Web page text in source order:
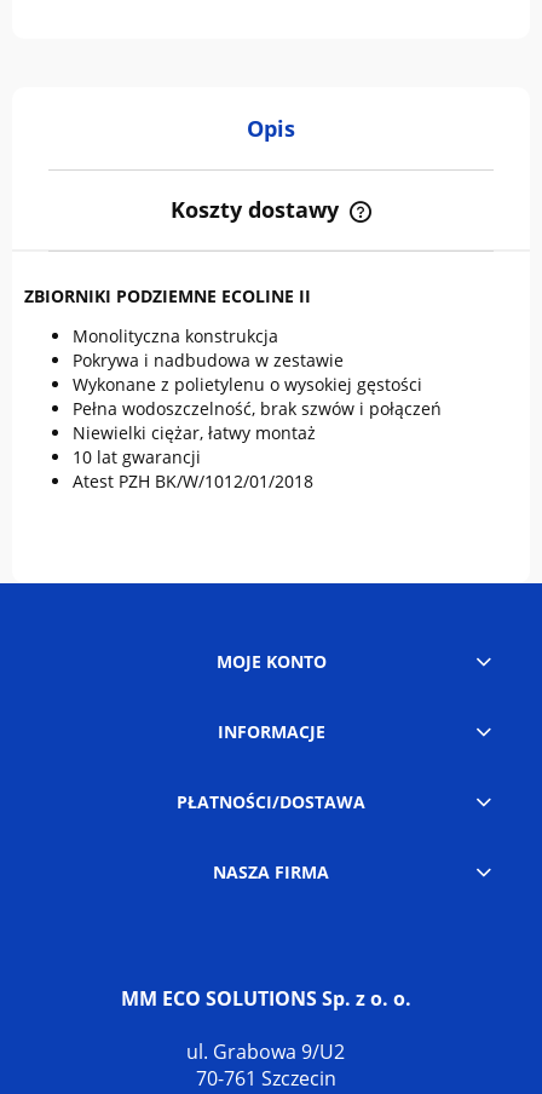
Opis
Koszty dostawy
Cena nie zawiera ewentualnych kosztów płatności
ZBIORNIKI PODZIEMNE ECOLINE II
Monolityczna konstrukcja
Pokrywa i nadbudowa w zestawie
Wykonane z polietylenu o wysokiej gęstości
Pełna wodoszczelność, brak szwów i połączeń
Niewielki ciężar, łatwy montaż
10 lat gwarancji
Atest PZH BK/W/1012/01/2018
MOJE KONTO
INFORMACJE
PŁATNOŚCI/DOSTAWA
NASZA FIRMA
MM ECO SOLUTIONS Sp. z o. o.
ul. Grabowa 9/U2
70-761 Szczecin